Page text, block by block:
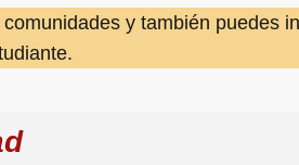
y también puedes